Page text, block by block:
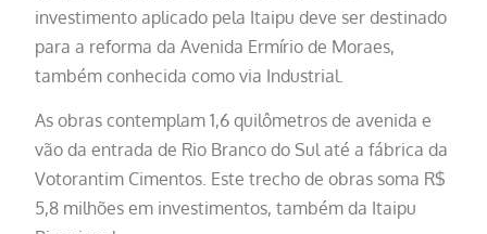
investimento aplicado pela Itaipu deve ser destinado
para a reforma da Avenida Ermírio de Moraes,
também conhecida como via Industrial.
As obras contemplam 1,6 quilômetros de avenida e
vão da entrada de Rio Branco do Sul até a fábrica da
Votorantim Cimentos. Este trecho de obras soma R$
5,8 milhões em investimentos, também da Itaipu